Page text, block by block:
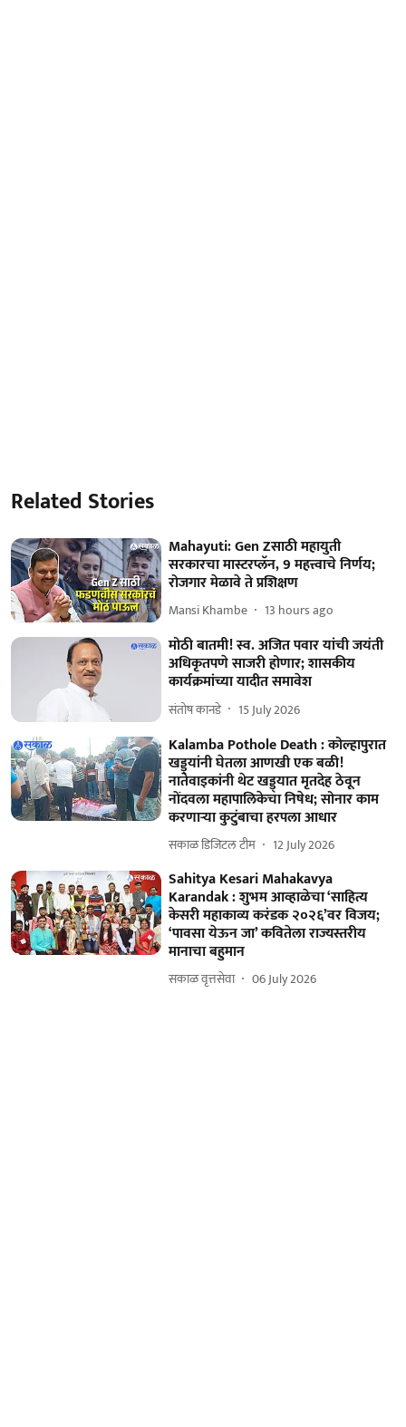
Related Stories
Mahayuti: Gen Zसाठी महायुती
सरकारचा मास्टरप्लॅन, 9 महत्त्वाचे निर्णय;
रोजगार मेळावे ते प्रशिक्षण
Mansi Khambe 13 hours ago
मोठी बातमी! स्व. अजित पवार यांची जयंती
अधिकृतपणे साजरी होणार; शासकीय
कार्यक्रमांच्या यादीत समावेश
संतोष कानडे 15 July 2026
Kalamba Pothole Death : कोल्हापुरात
खड्ड्यांनी घेतला आणखी एक बळी!
नातेवाइकांनी थेट खड्ड्यात मृतदेह ठेवून
नोंदवला महापालिकेचा निषेध; सोनार काम
करणाऱ्या कुटुंबाचा हरपला आधार
सकाळ डिजिटल टीम 12 July 2026
Sahitya Kesari Mahakavya
Karandak : शुभम आव्हाळेचा ‘साहित्य
केसरी महाकाव्य करंडक २०२६’वर विजय;
‘पावसा येऊन जा’ कवितेला राज्यस्तरीय
मानाचा बहुमान
सकाळ वृत्तसेवा 06 July 2026